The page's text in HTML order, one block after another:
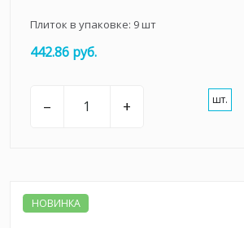
Плиток в упаковке: 9шт
442.86 руб.
– + шт.
НОВИНКА